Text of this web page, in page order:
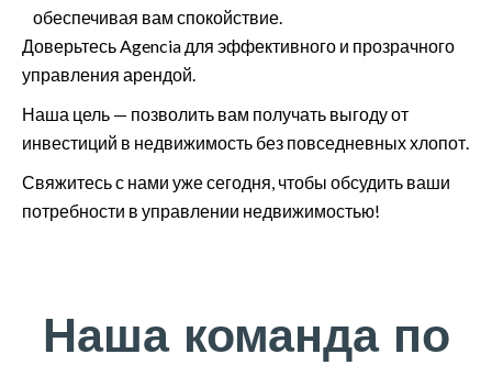
обеспечивая вам спокойствие.
Доверьтесь Agencia для эффективного и прозрачного
управления арендой.
Наша цель — позволить вам получать выгоду от
инвестиций в недвижимость без повседневных хлопот.
Свяжитесь с нами уже сегодня, чтобы обсудить ваши
потребности в управлении недвижимостью!
Наша команда по